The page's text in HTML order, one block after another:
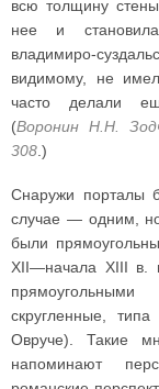
всю толщину
нее и
владимиро-
видимому, не
часто делали
(Воронин Н.Н.
308 .)
Снаружи порталы
случае — одним, но
были
XII—начала XIII в.
скругленные,
Овруче). Такие
напоминают